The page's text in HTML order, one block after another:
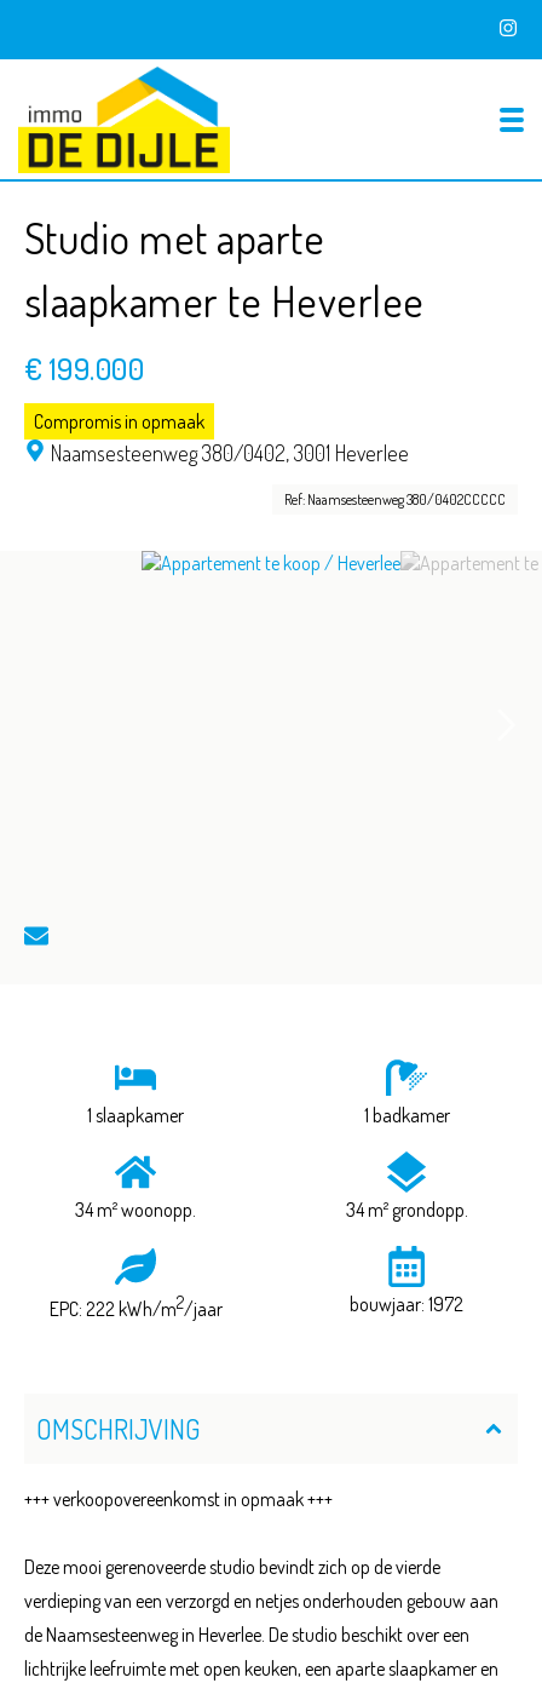
Studio met aparte
slaapkamer te Heverlee
€ 199.000
Compromis in opmaak
Naamsesteenweg 380/0402,3001 Heverlee
Ref: Naamsesteenweg 380/0402CCCCC
1 slaapkamer 1 badkamer
34 m² woonopp. 34 m² grondopp.
EPC: 222 kWh/m2/jaar bouwjaar: 1972
OMSCHRIJVING
+++ verkoopovereenkomst in opmaak +++
Deze mooi gerenoveerde studio bevindt zich op de vierde
verdieping van een verzorgd en netjes onderhouden gebouw aan
de Naamsesteenweg in Heverlee. De studio beschikt over een
lichtrijke leefruimte met open keuken, een aparte slaapkamer en